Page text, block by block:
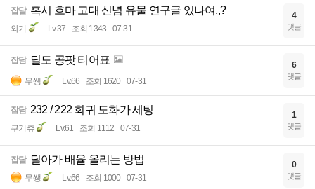
잡담 혹시 흐마 고대 신념 유물 연구글 있나여,,?
와기 Lv.37 조회 1343 07-31
4
댓글
잡담 딜도 공팟 티어표
무쌩 Lv.66 조회 1620 07-31
6
댓글
잡담 232 / 222 회귀 도화가 세팅
쿠기츄 Lv.61 조회 1112 07-31
1
댓글
잡담 딜아가 배율 올리는 방법
무쌩 Lv.66 조회 1000 07-31
0
댓글